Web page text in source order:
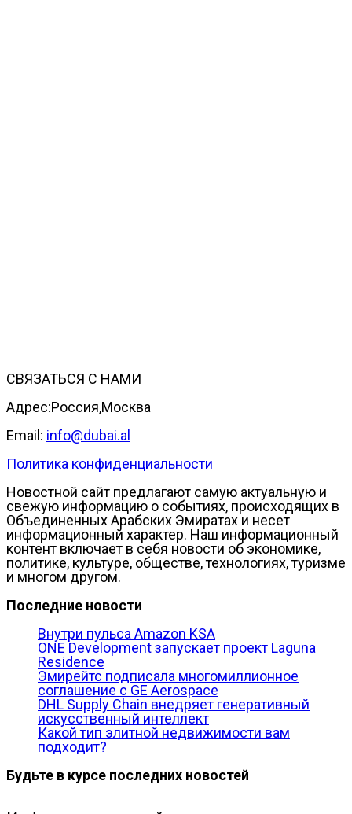
СВЯЗАТЬСЯ С НАМИ
Адрес:Россия,Москва
Email: info@dubai.al
Политика конфиденциальности
Новостной сайт предлагают самую актуальную и
свежую информацию о событиях, происходящих в
Объединенных Арабских Эмиратах и несет
информационный характер. Наш информационный
контент включает в себя новости об экономике,
политике, культуре, обществе, технологиях, туризме
и многом другом.
Последние новости
Внутри пульса Amazon KSA
ONE Development запускает проект Laguna
Residence
Эмирейтс подписала многомиллионное
соглашение с GE Aerospace
DHL Supply Chain внедряет генеративный
искусственный интеллект
Какой тип элитной недвижимости вам
подходит?
Будьте в курсе последних новостей